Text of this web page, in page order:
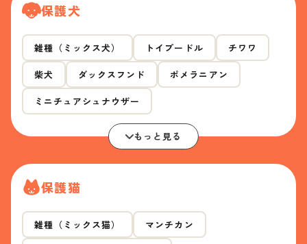
保護犬
雑種（ミックス犬） トイプードル チワワ
柴犬 ダックスフンド ポメラニアン
ミニチュアシュナウザー
もっと見る
保護猫
雑種（ミックス猫） マンチカン